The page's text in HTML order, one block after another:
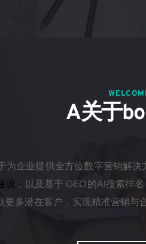
A关于
为企业提供全方位数字营销解决
设 ，以及基于 GEO的AI搜索排
多潜在客户，实现精准营销与